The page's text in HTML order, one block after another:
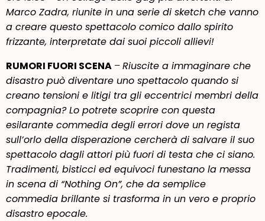
Marco Zadra, riunite in una serie di sketch che vanno
a creare questo spettacolo comico dallo spirito
frizzante, interpretate dai suoi piccoli allievi!
RUMORI FUORI SCENA –Riuscite a immaginare che
disastro può diventare uno spettacolo quando si
creano tensioni e litigi tra gli eccentrici membri della
compagnia? Lo potrete scoprire con questa
esilarante commedia degli errori dove un regista
sull’orlo della disperazione cercherà di salvare il suo
spettacolo dagli attori più fuori di testa che ci siano.
Tradimenti, bisticci ed equivoci funestano la messa
in scena di “Nothing On”, che da semplice
commedia brillante si trasforma in un vero e proprio
disastro epocale.